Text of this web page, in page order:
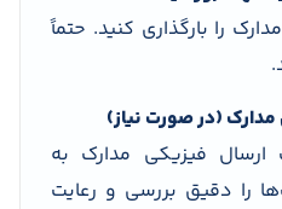
را بارگذاری کنید. حتماً
(در صورت نیاز)
ارسال فیزیکی مدارک به
را دقیق بررسی و رعایت